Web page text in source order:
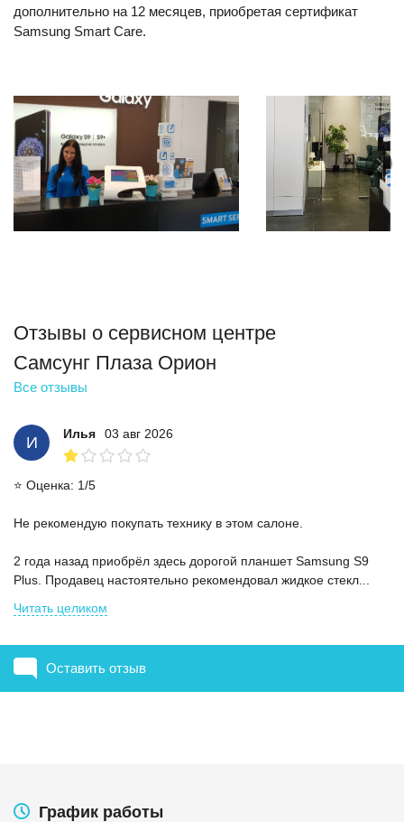
дополнительно на 12 месяцев, приобретая сертификат
Samsung Smart Care.
Отзывы о сервисном центре
Самсунг Плаза Орион
Все отзывы
И Илья 03 авг 2026
⭐ Оценка: 1/5
Не рекомендую покупать технику в этом салоне.
2 года назад приобрёл здесь дорогой планшет Samsung S9
Plus. Продавец настоятельно рекомендовал жидкое стекл...
Читать целиком
Оставить отзыв
График работы